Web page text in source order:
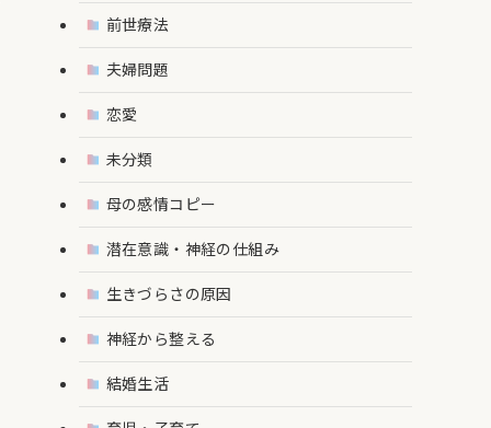
前世療法
夫婦問題
恋愛
未分類
母の感情コピー
潜在意識・神経の仕組み
生きづらさの原因
神経から整える
結婚生活